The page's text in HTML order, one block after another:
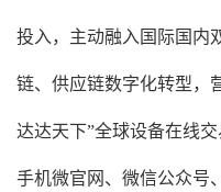
投入，主动融入国际国内
链、供应链数字化转型，
达达天下”全球设备在线
手机微官网、微信公众号